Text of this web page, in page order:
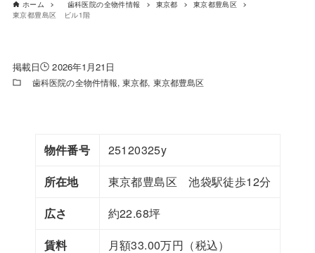
ホーム 歯科医院の全物件情報 東京都
東京都豊島区
東京都豊島区 ビル1階
2026年1月21日
歯科医院の全物件情報 東京都 東京都豊島区
物件番号
25120325y
所在地
東京都豊島区 池袋駅徒歩12分
広さ
約22.68坪
賃料
月額33.00万円（税込）